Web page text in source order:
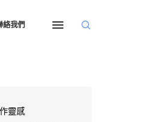
絡我們
靈感